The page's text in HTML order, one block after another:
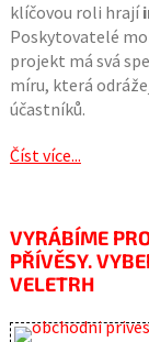
klíčovou roli hrají
Poskytovatelé
projekt má svá
míru, která
účastníků.
Číst více...
VYRÁBÍME
PŘÍVĚSY.
VELETRH